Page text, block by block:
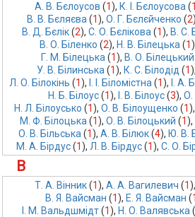
А. В. Бєлоусов (1), К. І. Бєлоусова (1
В. В. Бєляєва (1), О. Г. Бєлєйченко (2
В. Д. Бєлік (2), С. О. Бєлікова (1), В. С.
В. О. Біленко (2), Н. В. Білецька (1
Г. М. Білецька (1), В. О. Білецький
У. В. Білинська (1), К. С. Білодід (1),
Л. О. Білокінь (1), І. І. Біломістна (1), І. А.
Н. Б. Білоус (1), І. В. Білоус (3), О.
Н. Л. Білоусько (1), О. В. Білоущенко (1),
М. Ф. Білоцька (1), О. В. Білоцький (1),
О. В. Більська (1), А. В. Білюк (4), Ю. В.
М. А. Бірдус (1), Л. В. Бірдус (1), С. О.
В
Т. А. Вiнник (1), А. А. Вагилевич (1),
В. Я. Вайсман (1), Е. Я. Вайсман (1
І. М. Вальдшмідт (1), Н. О. Валявська (